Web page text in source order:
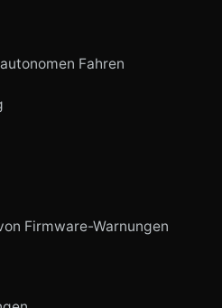
Fahren
Firmware-Warnungen